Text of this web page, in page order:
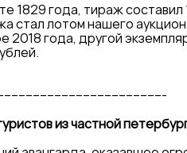
1829 года, тираж
стал лотом нашего
2018 года, другой
из частной